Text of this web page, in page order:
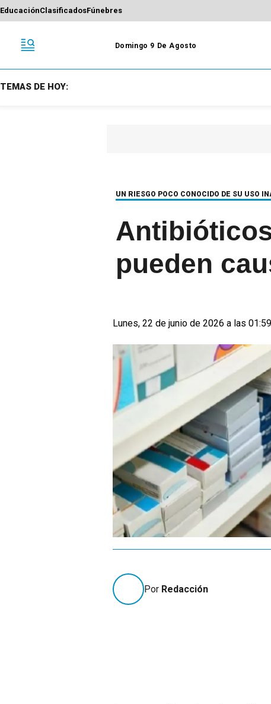
EducaciónClasificadosFúnebres
Domingo 9 De Agosto
TEMAS DE HOY:
UN RIESGO POCO CONOCIDO DE SU USO
pueden
Lunes, 22 de junio de 2026 a las 01:59
Por Redacción